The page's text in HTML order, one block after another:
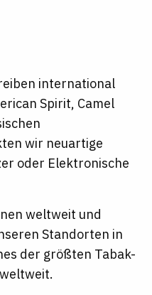
international
Spirit, Camel
wir neuartige
oder Elektronische
weltweit und
Standorten in
der größten Tabak-